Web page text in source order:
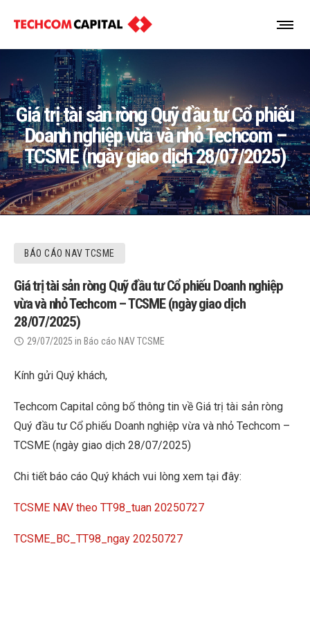
Giá trị tài sản ròng Quỹ đầu tư Cổ phiếu
Doanh nghiệp vừa và nhỏ Techcom –
TCSME (ngày giao dịch 28/07/2025)
BÁO CÁO NAV TCSME
Giá trị tài sản ròng Quỹ đầu tư Cổ phiếu Doanh nghiệp
vừa và nhỏ Techcom – TCSME (ngày giao dịch
28/07/2025)
29/07/2025 in Báo cáo NAV TCSME
Kính gửi Quý khách,
Techcom Capital công bố thông tin về Giá trị tài sản ròng
Quý đầu tư Cổ phiếu Doanh nghiệp vừa và nhỏ Techcom –
TCSME (ngày giao dịch 28/07/2025)
Chi tiết báo cáo Quý khách vui lòng xem tại đây:
TCSME NAV theo TT98_tuan 20250727
TCSME_BC_TT98_ngay 20250727